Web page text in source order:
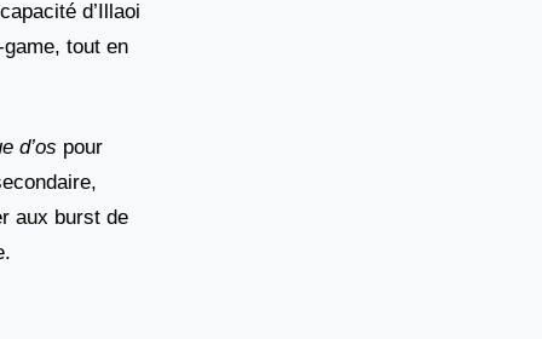
d’Illaoi
tout en
d’os pour
aux burst de